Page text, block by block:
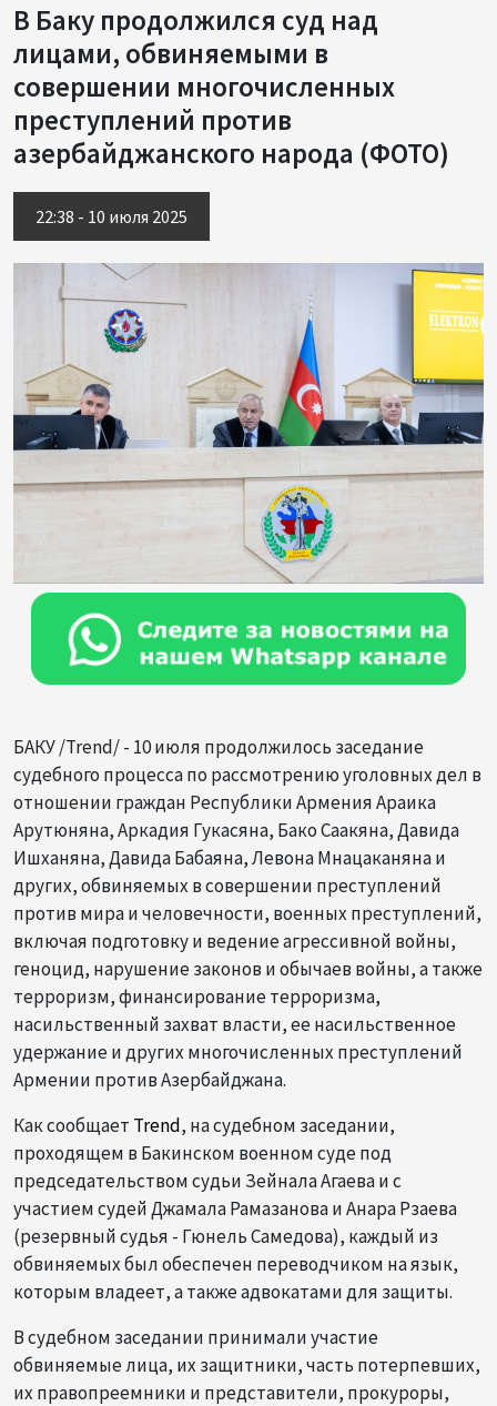
В Баку продолжился суд над
лицами, обвиняемыми в
совершении многочисленных
преступлений против
азербайджанского народа (ФОТО)
22:38 - 10 июля 2025
БАКУ /Trend/ - 10 июля продолжилось заседание
судебного процесса по рассмотрению уголовных дел в
отношении граждан Республики Армения Араика
Арутюняна, Аркадия Гукасяна, Бако Саакяна, Давида
Ишханяна, Давида Бабаяна, Левона Мнацаканяна и
других, обвиняемых в совершении преступлений
против мира и человечности, военных преступлений,
включая подготовку и ведение агрессивной войны,
геноцид, нарушение законов и обычаев войны, а также
терроризм, финансирование терроризма,
насильственный захват власти, ее насильственное
удержание и других многочисленных преступлений
Армении против Азербайджана.
Как сообщает Trend, на судебном заседании,
проходящем в Бакинском военном суде под
председательством судьи Зейнала Агаева и с
участием судей Джамала Рамазанова и Анара Рзаева
(резервный судья - Гюнель Самедова), каждый из
обвиняемых был обеспечен переводчиком на язык,
которым владеет, а также адвокатами для защиты.
В судебном заседании принимали участие
обвиняемые лица, их защитники, часть потерпевших,
их правопреемники и представители, прокуроры,